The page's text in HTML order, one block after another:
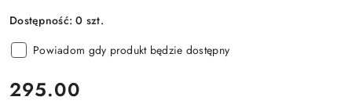
Dostępność:0 szt.
Powiadom gdy produkt będzie dostępny
cena:
295.00